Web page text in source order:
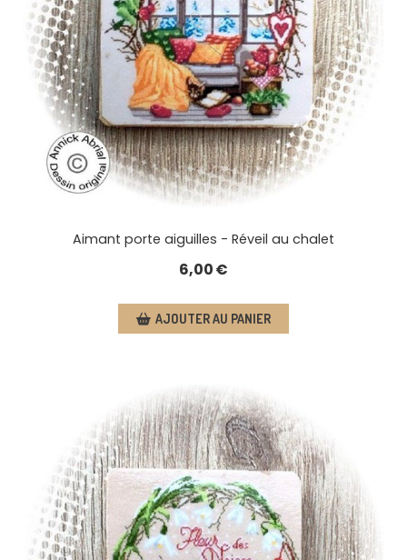
Aimant porte aiguilles - Réveil au chalet
6,00€
AJOUTER AU PANIER